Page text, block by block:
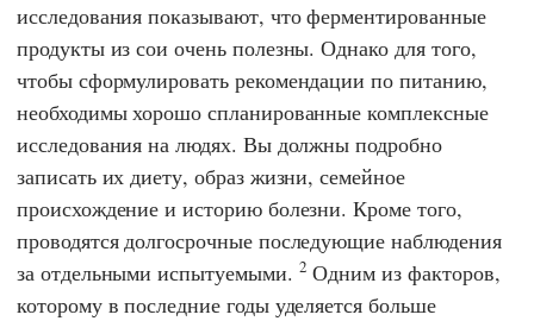
исследования показывают, что ферментированные
продукты из сои очень полезны. Однако для того,
чтобы сформулировать рекомендации по питанию,
необходимы хорошо спланированные комплексные
исследования на людях. Вы должны подробно
записать их диету, образ жизни, семейное
происхождение и историю болезни. Кроме того,
проводятся долгосрочные последующие наблюдения
за отдельными испытуемыми. 2 Одним из факторов,
которому в последние годы уделяется больше